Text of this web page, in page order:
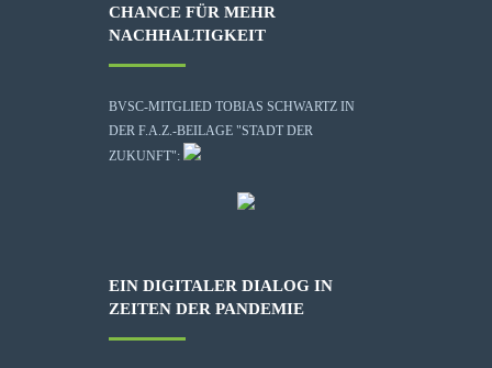
CHANCE FÜR MEHR
NACHHALTIGKEIT
BVSC-MITGLIED TOBIAS SCHWARTZ IN
DER F.A.Z.-BEILAGE "STADT DER
ZUKUNFT":
EIN DIGITALER DIALOG IN
ZEITEN DER PANDEMIE